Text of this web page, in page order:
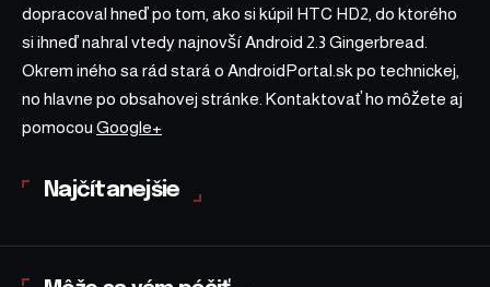
dopracoval hneď po tom, ako si kúpil HTC HD2, do ktorého
si ihneď nahral vtedy najnovší Android 2.3 Gingerbread.
Okrem iného sa rád stará o AndroidPortal.sk po technickej,
no hlavne po obsahovej stránke. Kontaktovať ho môžete aj
pomocou Google+
Najčítanejšie